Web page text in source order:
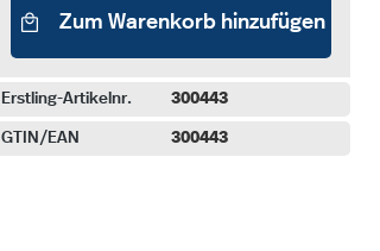
Zum Warenkorb hinzufügen
Erstling-Artikelnr. 300443
GTIN/EAN 300443